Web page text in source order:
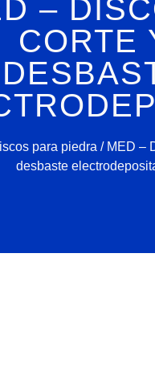
–
CORTE
para piedra / MED –
desbaste